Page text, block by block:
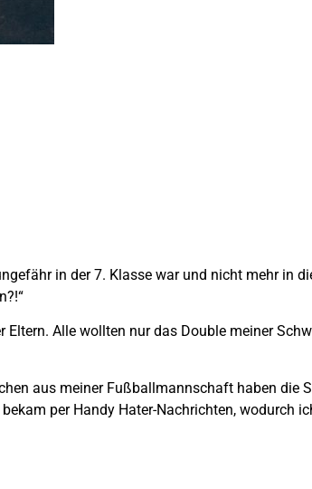
in der 7. Klasse war und nicht mehr in
Alle wollten nur das Double meiner
aus meiner Fußballmannschaft haben die
per Handy Hater-Nachrichten, wodurch